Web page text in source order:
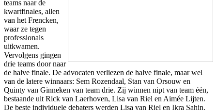
teams naar de
kwartfinales, allen
van het Frencken,
waar ze tegen
professionals
uitkwamen.
Vervolgens gingen
drie teams door naar
de halve finale. De advocaten verliezen de halve finale, maar wel
van de latere winnaars: Sem Rozendaal, Stan van Orsouw en
Quinty van Ginneken van team drie. Zij winnen nipt van team één,
bestaande uit Rick van Laerhoven, Lisa van Riel en Aimée Lijten.
De beste individuele debaters werden Lisa van Riel en Ikra Sahin.